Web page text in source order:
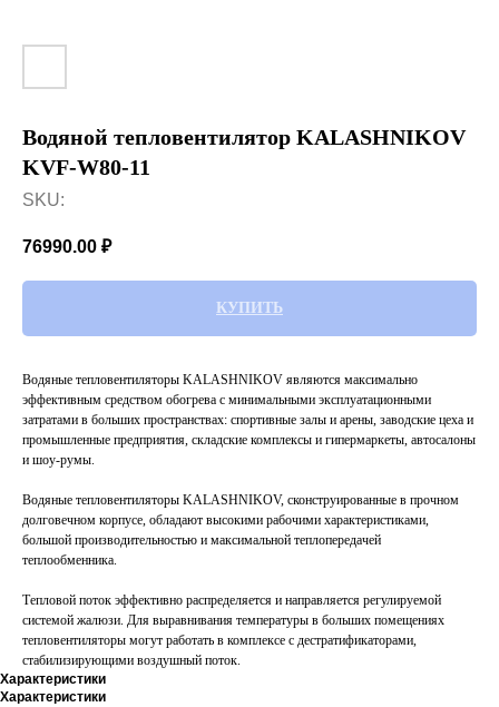
Водяной тепловентилятор KALASHNIKOV
KVF-W80-11
SKU:
76990.00 ₽
КУПИТЬ
Водяные тепловентиляторы KALASHNIKOV являются максимально
эффективным средством обогрева с минимальными эксплуатационными
затратами в больших пространствах: спортивные залы и арены, заводские цеха и
промышленные предприятия, складские комплексы и гипермаркеты, автосалоны
и шоу-румы.
Водяные тепловентиляторы KALASHNIKOV, сконструированные в прочном
долговечном корпусе, обладают высокими рабочими характеристиками,
большой производительностью и максимальной теплопередачей
теплообменника.
Тепловой поток эффективно распределяется и направляется регулируемой
системой жалюзи. Для выравнивания температуры в больших помещениях
тепловентиляторы могут работать в комплексе с дестратификаторами,
стабилизирующими воздушный поток.
Характеристики
Характеристики